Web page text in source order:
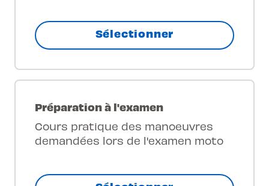
Sélectionner
Préparation à l'examen
Cours pratique des manoeuvres
demandées lors de l'examen moto